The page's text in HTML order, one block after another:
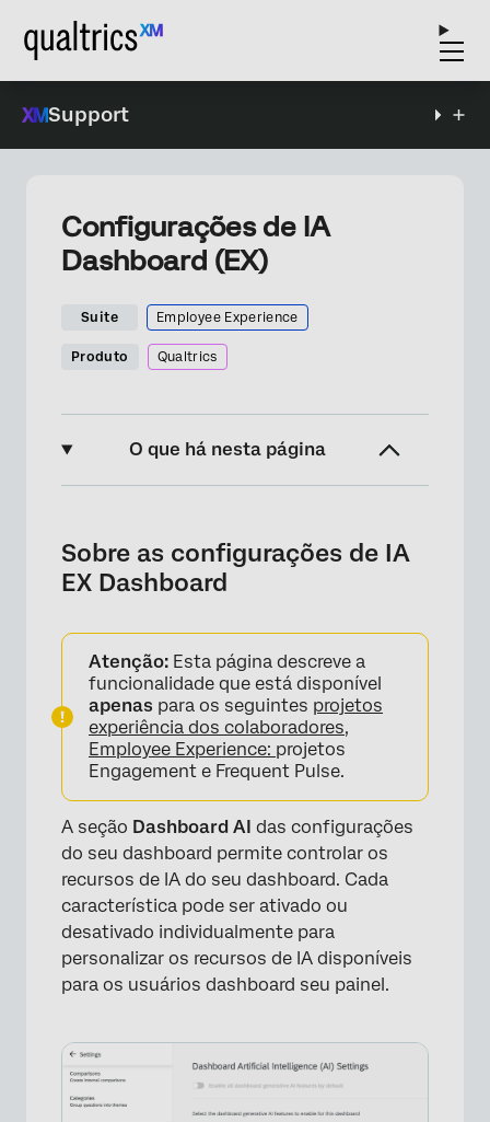
Support
Configurações de IA
Dashboard (EX)
Suite Employee Experience
Produto Qualtrics
O que há nesta página
Habilitando os recursos de IA EX Dashboard
Assistência Qualtrics
Sobre as configurações de IA
EX Dashboard
Atenção: Esta página descreve a
funcionalidade que está disponível
apenas para os seguintes projetos
experiência dos colaboradores,
Employee Experience: projetos
Engagement e Frequent Pulse.
A seção Dashboard AI das configurações
do seu dashboard permite controlar os
recursos de IA do seu dashboard. Cada
característica pode ser ativado ou
desativado individualmente para
personalizar os recursos de IA disponíveis
para os usuários dashboard seu painel.